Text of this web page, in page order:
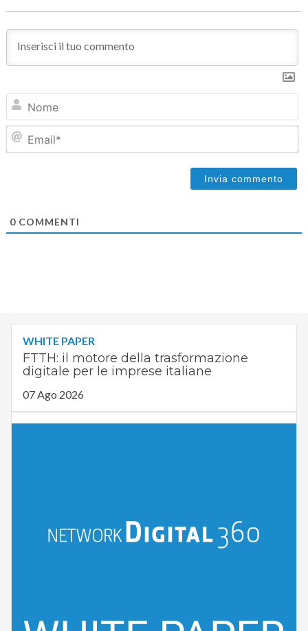
0COMMENTI
WHITE PAPER
FTTH: il motore della trasformazione
digitale per le imprese italiane
07 Ago 2026